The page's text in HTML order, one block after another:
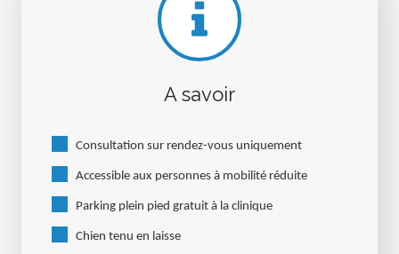
A savoir
Consultation sur rendez-vous uniquement
Accessible aux personnes à mobilité réduite
Parking plein pied gratuit à la clinique
Chien tenu en laisse